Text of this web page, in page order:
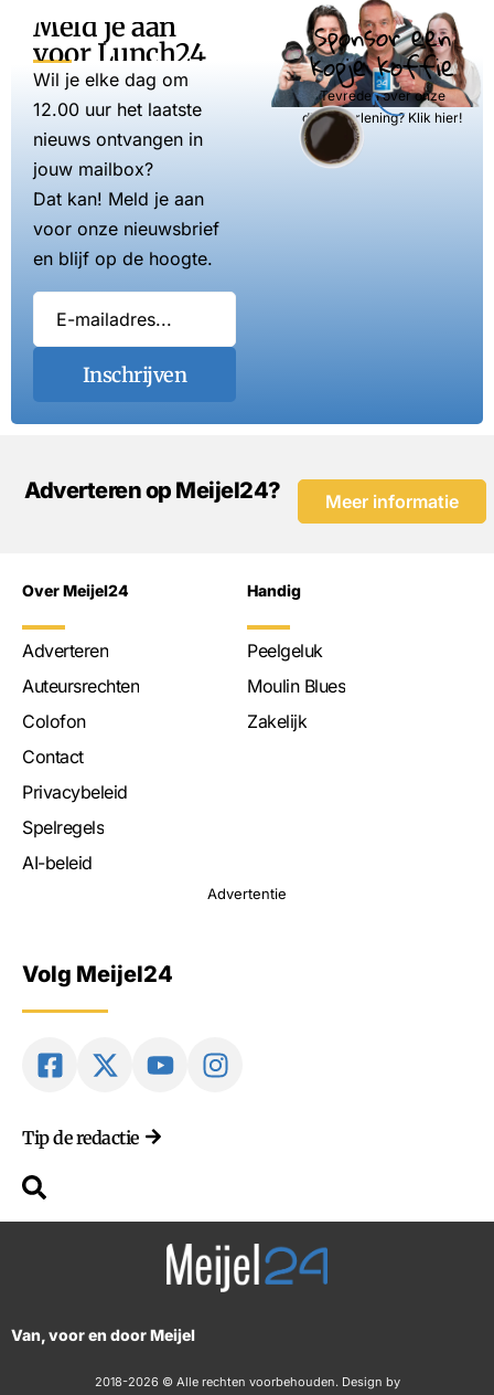
Meld je aan
voor Lunch24
Wil je elke dag om
12.00 uur het laatste
nieuws ontvangen in
jouw mailbox?
Dat kan! Meld je aan
voor onze nieuwsbrief
en blijf op de hoogte.
Inschrijven
Sponsor een
kopje koffie
Tevreden over onze
dienstverlening? Klik hier!
Adverteren op Meijel24? Meer informatie
Over Meijel24
Adverteren
Auteursrechten
Colofon
Contact
Privacybeleid
Spelregels
AI-beleid
Handig
Peelgeluk
Moulin Blues
Zakelijk
Advertentie
Volg Meijel24
Tip de redactie
Van, voor en door Meijel
2018-2026 © Alle rechten voorbehouden. Design by